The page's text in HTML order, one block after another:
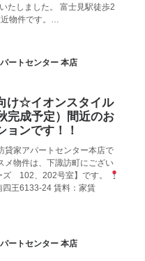
たしました。 富士見駅徒歩2
物件です。…
ートセンター 本店
け☆イオンスタイル
完成予定）間近のお
ョンです！！
貸家アパートセンター本店で
メ物件は、下諏訪町にござい
ズ 102、202号室】です。
四王6133-24 賃料：家賃
ートセンター 本店